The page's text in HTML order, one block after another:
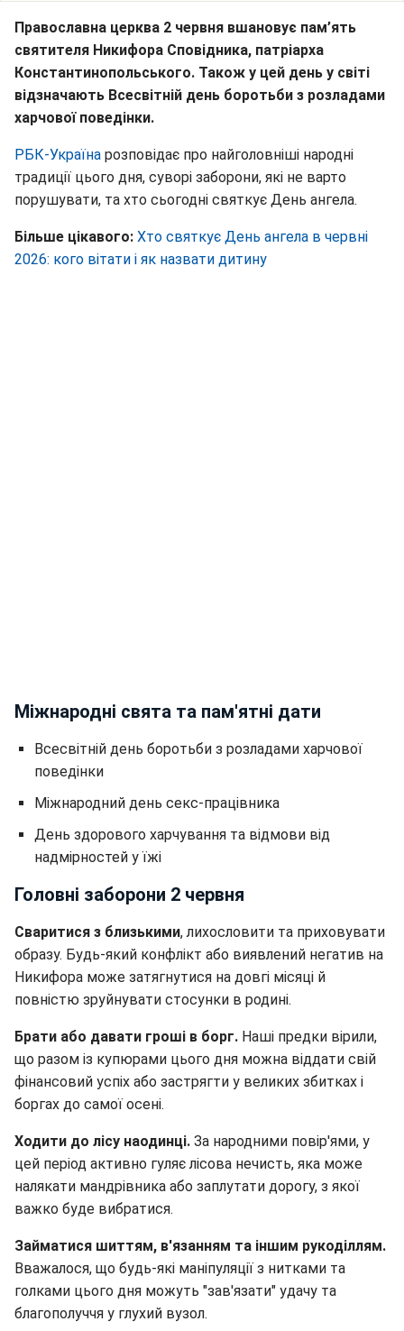
Православна церква 2 червня вшановує пам’ять
святителя Никифора Сповідника, патріарха
Константинопольського. Також у цей день у світі
відзначають Всесвітній день боротьби з розладами
харчової поведінки.
РБК-Україна розповідає про найголовніші народні
традиції цього дня, суворі заборони, які не варто
порушувати, та хто сьогодні святкує День ангела.
Більше цікавого: Хто святкує День ангела в червні
2026: кого вітати і як назвати дитину
Міжнародні свята та пам'ятні дати
Всесвітній день боротьби з розладами харчової
поведінки
Міжнародний день секс-працівника
День здорового харчування та відмови від
надмірностей у їжі
Головні заборони 2 червня
Сваритися з близькими, лихословити та приховувати
образу. Будь-який конфлікт або виявлений негатив на
Никифора може затягнутися на довгі місяці й
повністю зруйнувати стосунки в родині.
Брати або давати гроші в борг. Наші предки вірили,
що разом із купюрами цього дня можна віддати свій
фінансовий успіх або застрягти у великих збитках і
боргах до самої осені.
Ходити до лісу наодинці. За народними повір'ями, у
цей період активно гуляє лісова нечисть, яка може
налякати мандрівника або заплутати дорогу, з якої
важко буде вибратися.
Займатися шиттям, в'язанням та іншим рукоділлям.
Вважалося, що будь-які маніпуляції з нитками та
голками цього дня можуть "зав'язати" удачу та
благополуччя у глухий вузол.